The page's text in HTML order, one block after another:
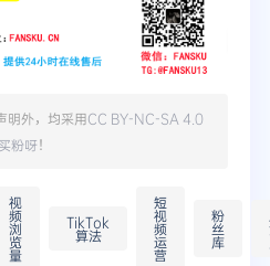
明外，均采用CC BY-NC-SA 4.0
买粉呀！
视
频
浏
览
量
TikTok
算法
短
视
频
运
营
粉
丝
库